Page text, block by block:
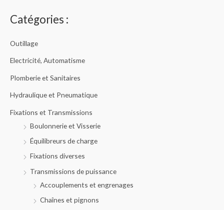
c
h
e
p
o
d
i
s
Catégories :
Outillage
Electricité, Automatisme
Plomberie et Sanitaires
Hydraulique et Pneumatique
Fixations et Transmissions
Boulonnerie et Visserie
Équilibreurs de charge
Fixations diverses
Transmissions de puissance
Accouplements et engrenages
Chaînes et pignons